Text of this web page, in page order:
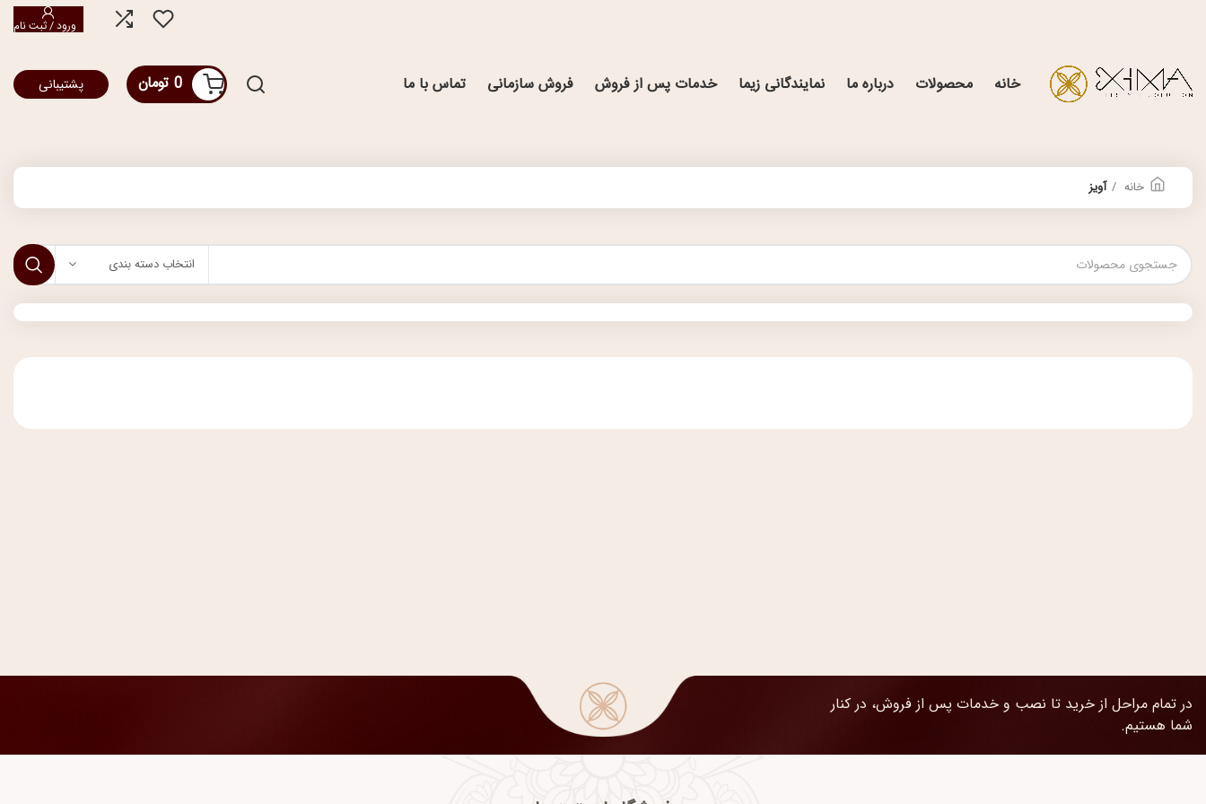
ورود / ثبت نام
خانه محصولات درباره ما نمایندگانی زیما خدمات پس از فروش فروش سازمانی تماس با ما 0 تومان پشتیبانی
خانه آویز
انتخاب دسته بندی
در تمام مراحل از خرید تا نصب و خدمات پس از فروش، در کنار
شما هستیم.